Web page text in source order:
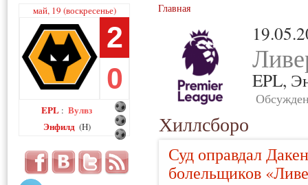
май, 19 (воскресенье)
2
0
EPL : Вулвз
Энфилд (H)
Главная
EPL,
Хиллсборо
Суд оправдал
болельщиков